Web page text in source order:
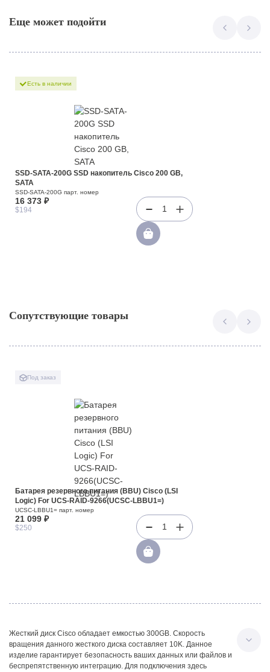
Еще может подойти
Есть в наличии
SSD-SATA-200G SSD накопитель Cisco 200 GB,
SATA
SSD-SATA-200G парт. номер
16 373 ₽
$194 1
Сопутствующие товары
Под заказ
Батарея резервного питания (BBU) Cisco (LSI
Logic) For UCS-RAID-9266(UCSC-LBBU1=)
UCSC-LBBU1= парт. номер
21 099 ₽
$250 1
Жесткий диск Cisco обладает емкостью 300GB. Скорость
вращения данного жесткого диска составляет 10K. Данное
изделие гарантирует безопасность ваших данных или файлов и
беспрепятственную интеграцию. Для подключения здесь